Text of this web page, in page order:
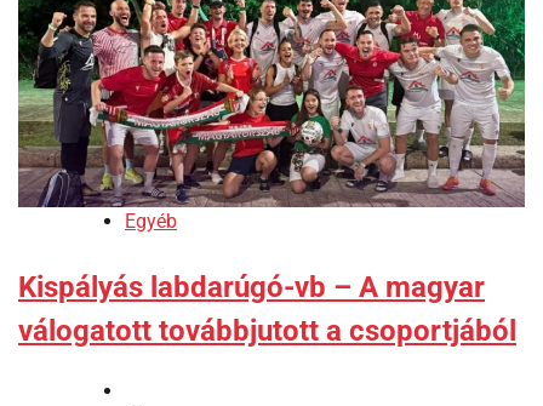
Egyéb
Kispályás labdarúgó-vb – A magyar
válogatott továbbjutott a csoportjából